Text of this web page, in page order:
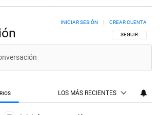
SIGA ESTA
SEGUIR
INICIAR SESIÓN | CREAR CUENTA
LOS MÁS RECIENTES